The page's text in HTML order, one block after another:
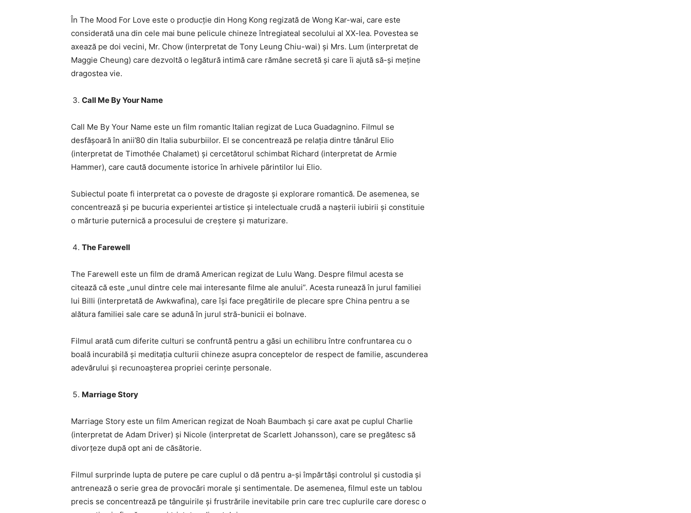
În The Mood For Love este o producție din Hong Kong regizată de Wong Kar-wai, care este
considerată una din cele mai bune pelicule chineze întregiateal secolului al XX-lea. Povestea se
axează pe doi vecini, Mr. Chow (interpretat de Tony Leung Chiu-wai) și Mrs. Lum (interpretat de
Maggie Cheung) care dezvoltă o legătură intimă care rămâne secretă și care îi ajută să-și meține
dragostea vie.
Call Me By Your Name
Call Me By Your Name este un film romantic Italian regizat de Luca Guadagnino. Filmul se
desfășoară în anii’80 din Italia suburbiilor. El se concentrează pe relația dintre tânărul Elio
(interpretat de Timothée Chalamet) și cercetătorul schimbat Richard (interpretat de Armie
Hammer), care caută documente istorice în arhivele părintilor lui Elio.
Subiectul poate fi interpretat ca o poveste de dragoste și explorare romantică. De asemenea, se
concentrează și pe bucuria experientei artistice și intelectuale crudă a nașterii iubirii și constituie
o mărturie puternică a procesului de creștere și maturizare.
The Farewell
The Farewell este un film de dramă American regizat de Lulu Wang. Despre filmul acesta se
citează că este „unul dintre cele mai interesante filme ale anului”. Acesta ru­nează în jurul familiei
lui Billi (interpretată de Awkwafina), care își face pregătirile de plecare spre China pentru a se
alătura familiei sale care se adună în jurul stră-bunicii ei bolnave.
Filmul arată cum diferite culturi se confruntă pentru a găsi un echilibru între confruntarea cu o
boală incurabilă și meditația culturii chineze asupra conceptelor de respect de familie, ascunderea
adevărului și recunoașterea propriei cerințe personale.
Marriage Story
Marriage Story este un film American regizat de Noah Baumbach și care axat pe cuplul Charlie
(interpretat de Adam Driver) și Nicole (interpretat de Scarlett Johansson), care se pregătesc să
divorțeze după opt ani de căsătorie.
Filmul surprinde lupta de putere pe care cuplul o dă pentru a-și împărtăși controlul și custodia și
antrenează o serie grea de provocări morale și sentimentale. De asemenea, filmul este un tablou
precis se concentrează pe tânguirile și frustrările inevitabile prin care trec cuplurile care doresc o